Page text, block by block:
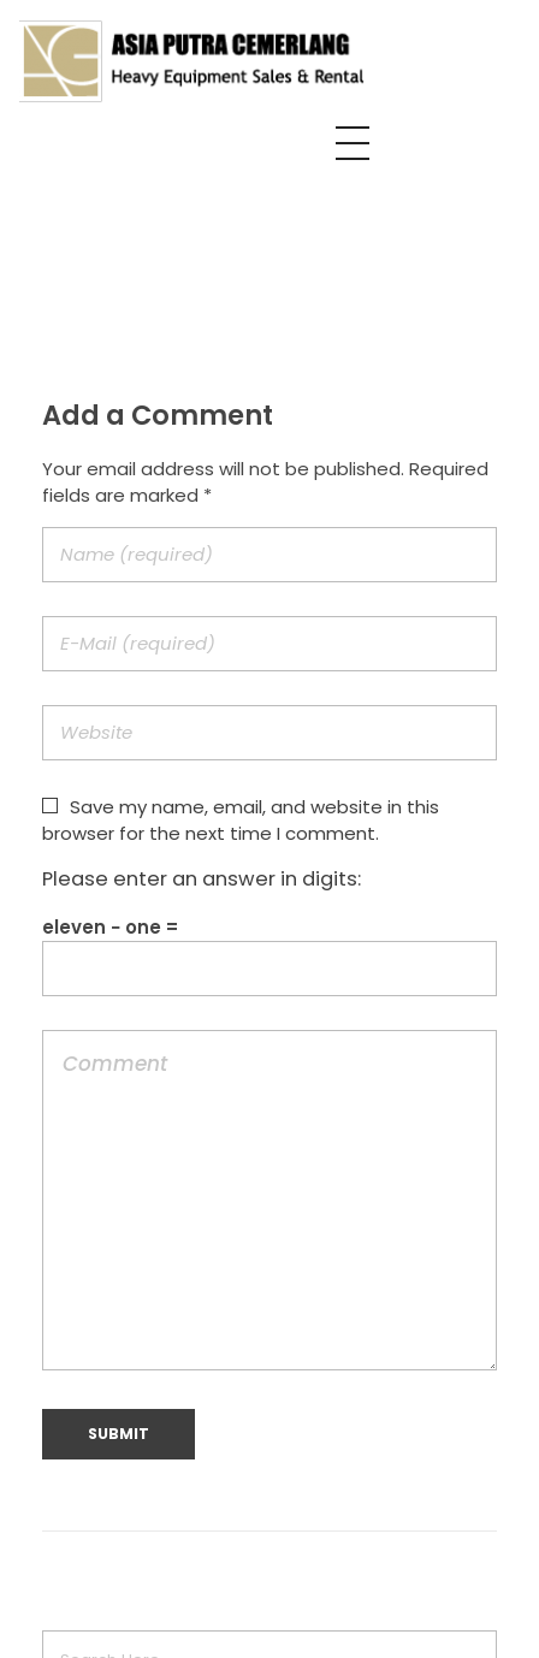
Add a Comment
Your email address will not be published. Required
fields are marked *
Save my name, email, and website in this
browser for the next time I comment.
Please enter an answer in digits:
eleven − one =